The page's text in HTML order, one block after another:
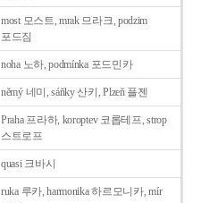
most 모스트, mrak 므라크, podzim
포드짐
noha 노하, podmínka 포드민카
němý 네미, sáňky 산키, Plzeň 플젠
Praha 프라하, koroptev 코롭테프, strop
스트로프
quasi 크바시
ruka 루카, harmonika 하르모니카, mír